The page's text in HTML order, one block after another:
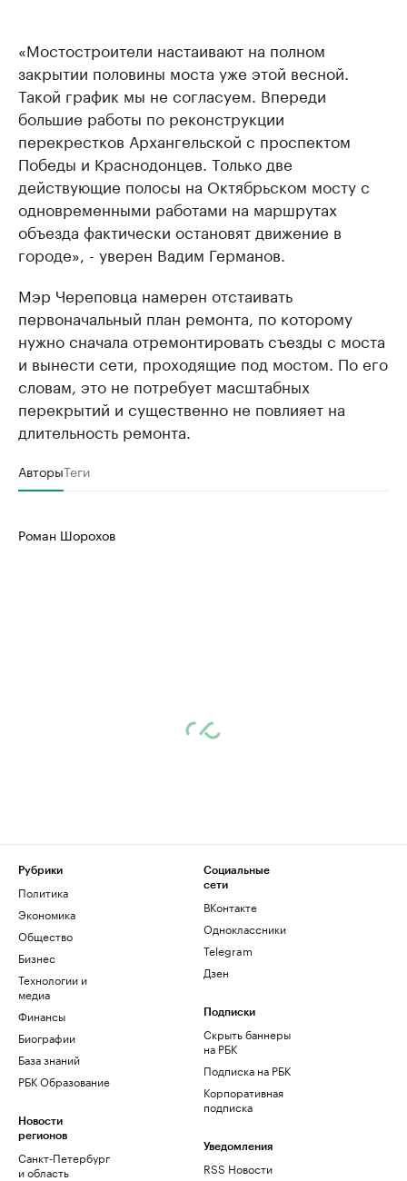
«Мостостроители настаивают на полном
закрытии половины моста уже этой весной.
Такой график мы не согласуем. Впереди
большие работы по реконструкции
перекрестков Архангельской с проспектом
Победы и Краснодонцев. Только две
действующие полосы на Октябрьском мосту с
одновременными работами на маршрутах
объезда фактически остановят движение в
городе», - уверен Вадим Германов.
Мэр Череповца намерен отстаивать
первоначальный план ремонта, по которому
нужно сначала отремонтировать съезды с моста
и вынести сети, проходящие под мостом. По его
словам, это не потребует масштабных
перекрытий и существенно не повлияет на
длительность ремонта.
АвторыТеги
Роман Шорохов
Рубрики
Политика
Экономика
Общество
Бизнес
Технологии и
медиа
Финансы
Биографии
База знаний
РБК Образование
Новости
регионов
Санкт-Петербург
и область
Социальные
сети
ВКонтакте
Одноклассники
Telegram
Дзен
Подписки
Скрыть баннеры
на РБК
Подписка на РБК
Корпоративная
подписка
Уведомления
RSS Новости